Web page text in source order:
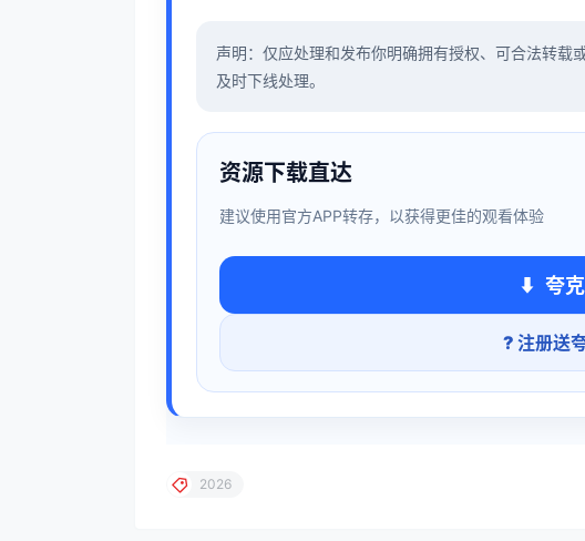
声明：仅应处理和发布你明确拥有授权、可合法转载
及时下线处理。
资源下载直达
建议使用官方APP转存，以获得更佳的观看体验
夸
? 注册送
2026